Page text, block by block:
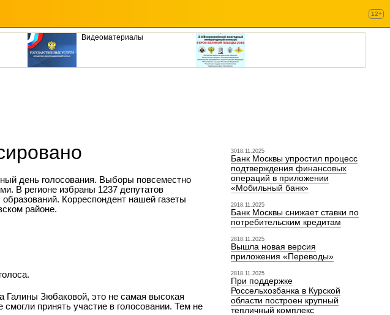
12+
Видеоматериалы
день голосования. Выборы повсеместно
В регионе избраны 1237 депутатов
Корреспондент нашей газеты
районе.
Галины Зюбаковой, это не самая высокая
принять участие в голосовании. Тем не
3018.11.2025
Банк Москвы упростил процесс
подтверждения финансовых
операций в приложении
«Мобильный банк»
2918.11.2025
Банк Москвы снижает ставки по
потребительским кредитам
2818.11.2025
Вышла новая версия
приложения «Переводы»
2818.11.2025
При поддержке
Россельхозбанка в Курской
области построен крупный
тепличный комплекс